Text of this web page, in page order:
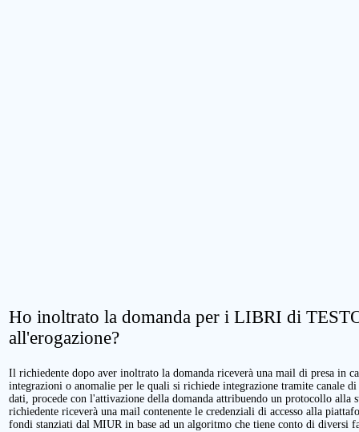
Ho inoltrato la domanda per i LIBRI di
all'erogazione?
Il richiedente dopo aver inoltrato la domanda riceverà una mail di presa in
integrazioni o anomalie per le quali si richiede integrazione tramite canale
dati, procede con l'attivazione della domanda attribuendo un protocollo alla
richiedente riceverà una mail contenente le credenziali di accesso alla
fondi stanziati dal MIUR in base ad un algoritmo che tiene conto di diversi